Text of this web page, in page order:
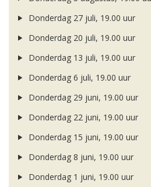
Donderdag 27 juli, 19.00 uur
Donderdag 20 juli, 19.00 uur
Donderdag 13 juli, 19.00 uur
Donderdag 6 juli, 19.00 uur
Donderdag 29 juni, 19.00 uur
Donderdag 22 juni, 19.00 uur
Donderdag 15 juni, 19.00 uur
Donderdag 8 juni, 19.00 uur
Donderdag 1 juni, 19.00 uur